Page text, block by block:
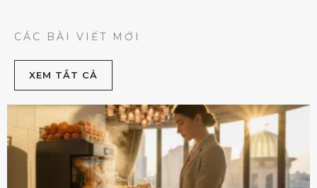
CÁC BÀI VIẾT MỚI
XEM TẮT CẢ